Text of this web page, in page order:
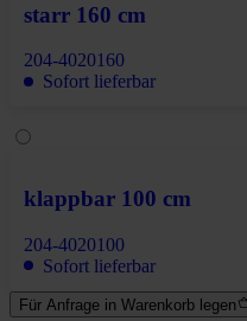
starr 160 cm
204-4020160
Sofort lieferbar
klappbar 100 cm
204-4020100
Sofort lieferbar
Für Anfrage in Warenkorb legen